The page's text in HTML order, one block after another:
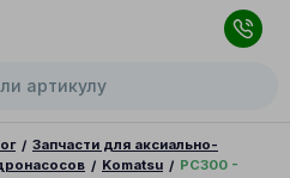
Запчасти для аксиально-
Komatsu
PC300 -